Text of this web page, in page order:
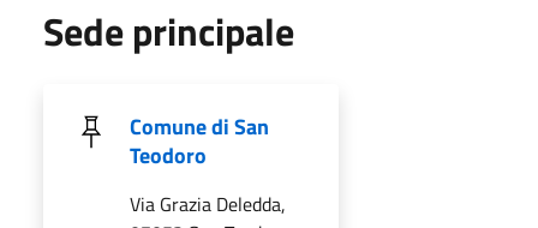
Sede principale
Comune di San
Teodoro
Via Grazia Deledda,